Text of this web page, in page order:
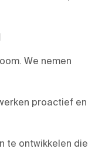
We nemen
proactief en
te ontwikkelen die